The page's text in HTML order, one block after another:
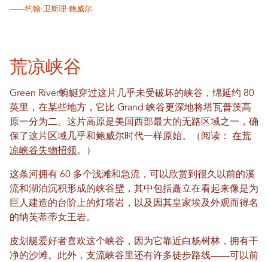
——约翰·卫斯理·鲍威尔
荒凉峡谷
Green River蜿蜒穿过这片几乎未受破坏的峡谷，绵延约 80
英里，在某些地方，它比 Grand 峡谷更深地将塔瓦普茨高
原一分为二。这片高原是美国西部最大的无路区域之一，确
保了这片区域几乎和鲍威尔时代一样原始。（阅读： 在荒
凉峡谷失物招领。）
这条河拥有 60 多个浅滩和急流，可以欣赏到很久以前的溪
流和湖泊沉积形成的峡谷壁，其中包括矗立在看起来像是为
巨人建造的台阶上的灯塔岩，以及因其皇家埃及外观而得名
的纳芙蒂蒂女王岩。
皮划艇爱好者喜欢这个峡谷，因为它靠近白杨树林，拥有干
净的沙滩。此外，支流峡谷里还有许多徒步路线——可以前